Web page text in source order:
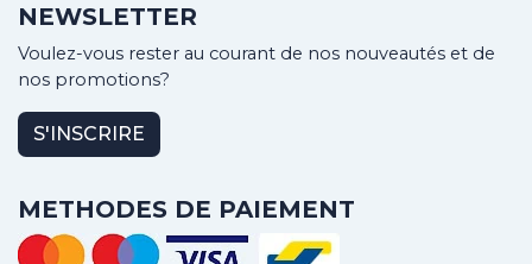
NEWSLETTER
Voulez-vous rester au courant de nos nouveautés et de
nos promotions?
S'INSCRIRE
METHODES DE PAIEMENT